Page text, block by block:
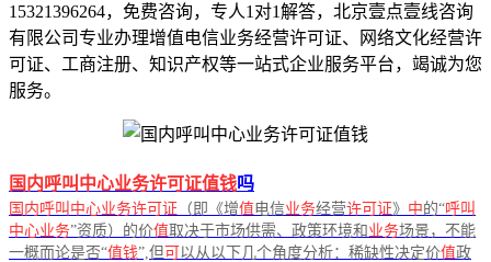
15321396264，免费咨询，专人1对1解答，北京壹点壹线咨询
有限公司专业办理增值电信业务经营许可证、网络文化经营许
可证、工商注册、知识产权等一站式企业服务平台，竭诚为您
服务。
国内呼叫中心业务许可证值钱吗
国内呼叫中心业务许可证 （即《增值 电信业务经营许可证》 中的“呼叫
中心业务”资质）的价值取决于市场供需、政策环境和 业务场景，不能
一概而论是否“值钱”,但 可 以从以下几个角度分析：稀缺性决定价值政